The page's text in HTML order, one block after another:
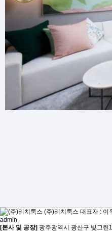
(주)리치룩스 대표자 : 이
admin
[본사 및 공장] 광주광역시 광산구 빛그린